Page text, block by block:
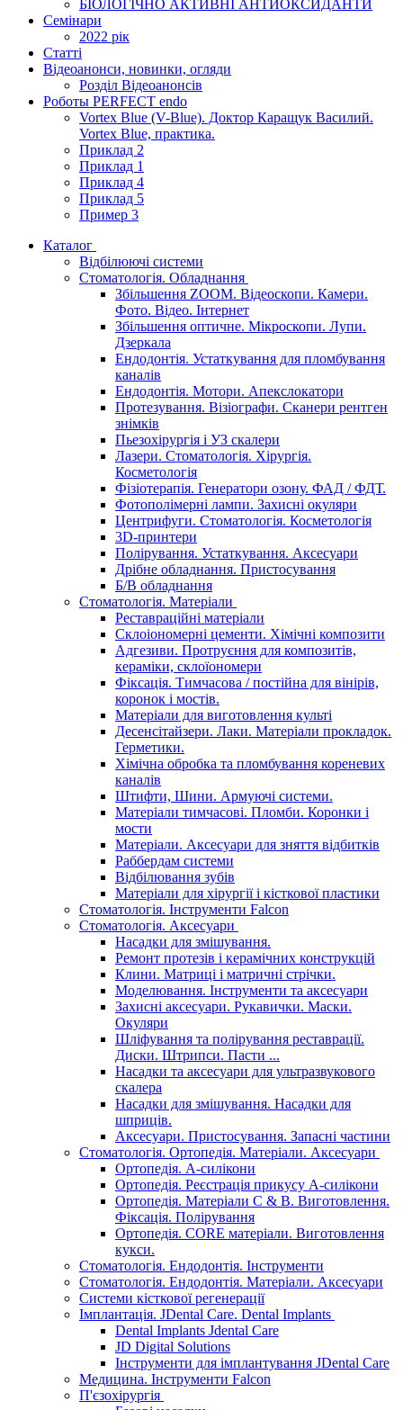
БІОЛОГІЧНО АКТИВНІ АНТИОКСИДАНТИ
Семінари
2022 рік
Статті
Відеоанонси, новинки, огляди
Розділ Відеоанонсів
Роботы PERFECT endo
Vortex Blue (V-Blue). Доктор Каращук Василий.
Vortex Blue, практика.
Приклад 2
Приклад 1
Приклад 4
Приклад 5
Пример 3
Каталог
Відбілюючі системи
Стоматологія. Обладнання
Збільшення ZOOM. Відеоскопи. Камери.
Фото. Відео. Інтернет
Збільшення оптичне. Мікроскопи. Лупи.
Дзеркала
Ендодонтія. Устаткування для пломбування
каналів
Ендодонтія. Мотори. Апекслокатори
Протезування. Візіографи. Сканери рентген
знімків
Пьезохірургія і УЗ cкалери
Лазери. Стоматологія. Хірургія.
Косметологія
Фізіотерапія. Генератори озону. ФАД / ФДТ.
Фотополімерні лампи. Захисні окуляри
Центрифуги. Стоматологія. Косметологія
3D-принтери
Полірування. Устаткування. Аксесуари
Дрібне обладнання. Пристосування
Б/В обладнання
Стоматологія. Матеріали
Реставраційні матеріали
Склоіономерні цементи. Хімічні композити
Адгезиви. Протруєння для композитів,
кераміки, склоїономери
Фіксація. Тимчасова / постійна для вінірів,
коронок і мостів.
Матеріали для виготовлення культі
Десенсітайзери. Лаки. Матеріали прокладок.
Герметики.
Хімічна обробка та пломбування кореневих
каналів
Штифти, Шини. Армуючі системи.
Матеріали тимчасові. Пломби. Коронки і
мости
Матеріали. Аксесуари для зняття відбитків
Раббердам системи
Відбілювання зубів
Матеріали для хірургії і кісткової пластики
Стоматологія. Інструменти Falcon
Стоматологія. Аксесуари
Насадки для змішування.
Ремонт протезів і керамічних конструкцій
Клини. Матриці і матричні стрічки.
Моделювання. Інструменти та аксесуари
Захисні аксесуари. Рукавички. Маски.
Окуляри
Шліфування та полірування реставрації.
Диски. Штрипси. Пасти ...
Насадки та аксесуари для ультразвукового
скалера
Насадки для змішування. Насадки для
шприців.
Аксесуари. Пристосування. Запасні частини
Стоматологія. Ортопедія. Матеріали. Аксесуари
Ортопедія. А-силікони
Ортопедія. Реєстрація прикусу А-силікони
Ортопедія. Матеріали C & B. Виготовлення.
Фіксація. Полірування
Ортопедія. CORE матеріали. Виготовлення
кукси.
Стоматологія. Ендодонтія. Інструменти
Стоматологія. Ендодонтія. Матеріали. Аксесуари
Системи кісткової регенерації
Імплантація. JDental Care. Dental Implants
Dental Implants Jdental Care
JD Digital Solutions
Інструменти для імплантування JDental Care
Медицина. Інструменти Falcon
П'єзохірургія